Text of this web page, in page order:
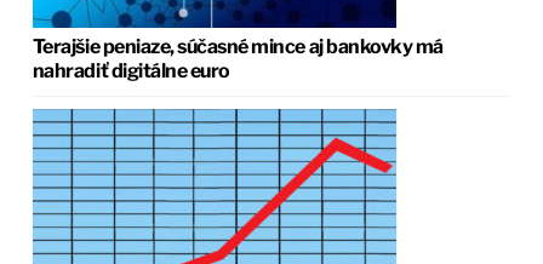
Terajšie peniaze, súčasné mince aj bankovky má
nahradiť digitálne euro